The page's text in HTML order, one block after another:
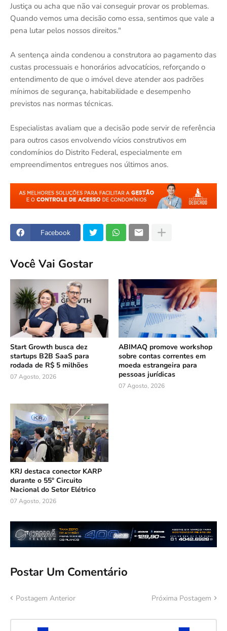
Justiça ou acha que não vai conseguir provar os problemas.
Quando vemos uma decisão como essa, sentimos que vale a
pena lutar pelos nossos direitos."
A sentença ainda condenou a construtora ao pagamento das
custas processuais e honorários advocatícios, reforçando o
entendimento de que o imóvel deve atender aos padrões
mínimos de segurança, habitabilidade e desempenho
previstos nas normas técnicas.
Especialistas avaliam que a decisão pode servir de referência
para outros casos envolvendo vícios construtivos em
condomínios do Distrito Federal, especialmente em
empreendimentos entregues nos últimos anos.
Facebook
Você Vai Gostar
Start Growth busca dez
startups B2B SaaS para
rodada de R$ 5 milhões
07 Agosto, 2026
ABIMAQ promove workshop
sobre contas correntes em
moeda estrangeira para
pessoas jurídicas
07 Agosto, 2026
KRJ destaca conector KARP
durante o 55º Circuito
Nacional do Setor Elétrico
07 Agosto, 2026
Postar Um Comentário
Postagem Anterior Próxima Postagem